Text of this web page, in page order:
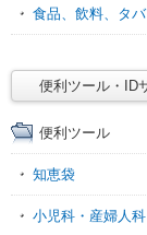
食品、飲料、タバ
便利ツール・ID
便利ツール
知恵袋
小児科・産婦人科